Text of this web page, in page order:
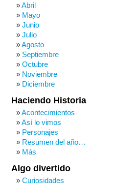
Abril
Mayo
Junio
Julio
Agosto
Septiembre
Octubre
Noviembre
Diciembre
Haciendo Historia
Acontecimientos
Así lo vimos
Personajes
Resumen del año…
Más
Algo divertido
Curiosidades